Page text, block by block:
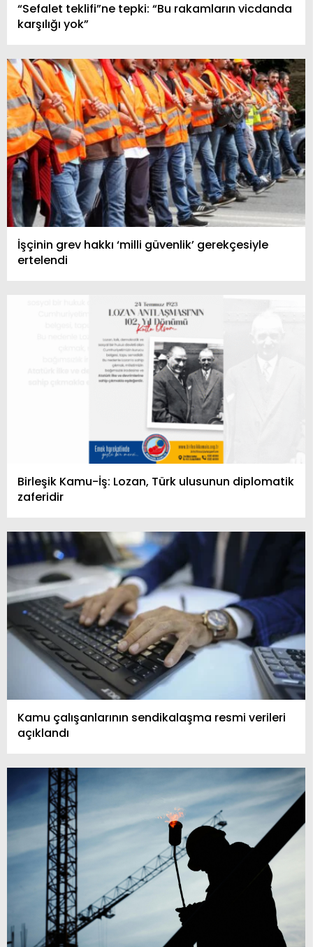
“Sefalet teklifi”ne tepki: “Bu rakamların vicdanda
karşılığı yok”
İşçinin grev hakkı ‘milli güvenlik’ gerekçesiyle
ertelendi
Birleşik Kamu-İş: Lozan, Türk ulusunun diplomatik
zaferidir
Kamu çalışanlarının sendikalaşma resmi verileri
açıklandı